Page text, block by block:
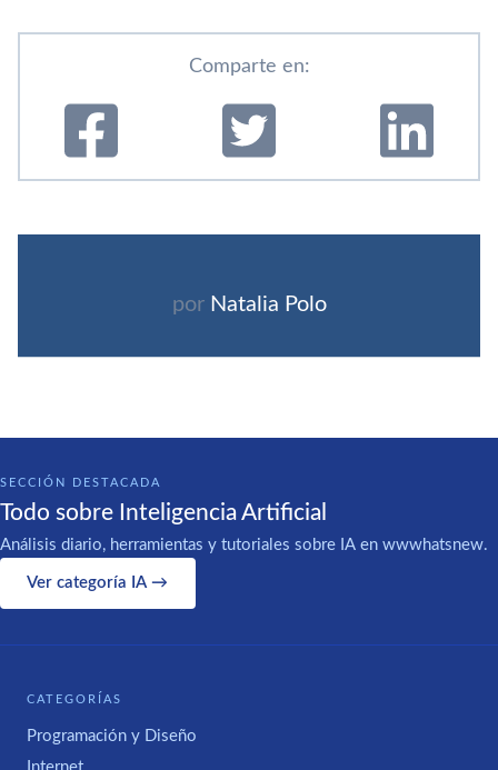
Comparte en:
por Natalia Polo
SECCIÓN DESTACADA
Todo sobre Inteligencia Artificial
Análisis diario, herramientas y tutoriales sobre IA en wwwhatsnew.
Ver categoría IA →
CATEGORÍAS
Programación y Diseño